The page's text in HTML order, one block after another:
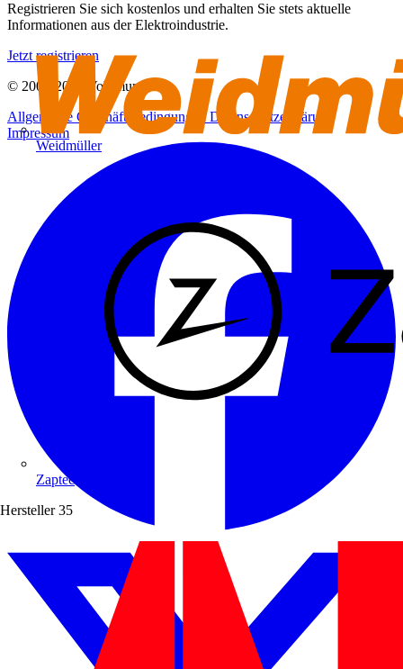
Weidmüller
Zaptec
Hersteller 35
Registrieren Sie sich kostenlos und erhalten Sie stets aktuelle
Informationen aus der Elektroindustrie.
Jetzt registrieren
© 2002-
2026
Voltimum
Allgemeine GeschäftsbedingungenDatenschutzerklärung
Impressum